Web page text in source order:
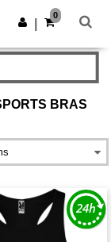
Pobierz app
0
BRAS